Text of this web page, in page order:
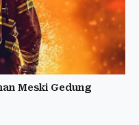
Meski Gedung